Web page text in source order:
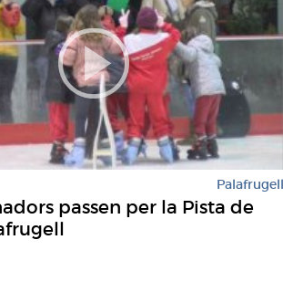
Palafrugell
passen per la Pista de